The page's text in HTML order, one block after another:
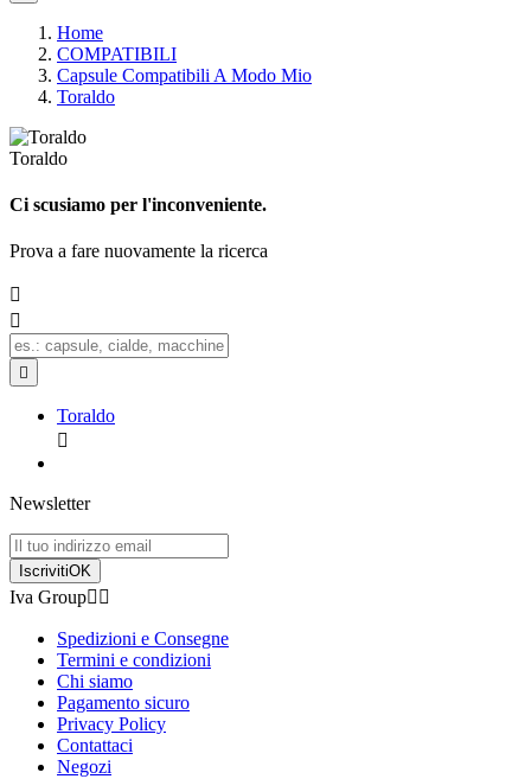
Home
COMPATIBILI
Capsule Compatibili A Modo Mio
Toraldo
Toraldo
Ci scusiamo per l'inconveniente.
Prova a fare nuovamente la ricerca



Toraldo

Newsletter
IscrivitiOK
Iva Group 
Spedizioni e Consegne
Termini e condizioni
Chi siamo
Pagamento sicuro
Privacy Policy
Contattaci
Negozi